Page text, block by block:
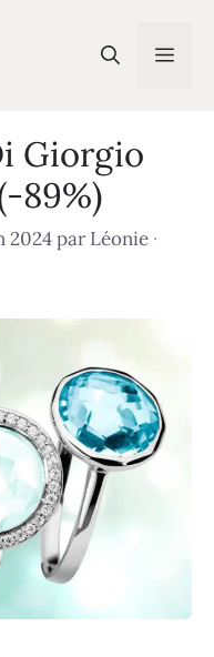
Giorgio
89%)
2024parLéonie ·